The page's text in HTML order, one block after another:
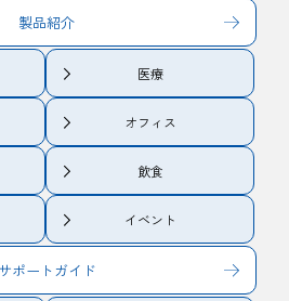
製品紹介
医療
オフィス
飲食
イベント
サポートガイド